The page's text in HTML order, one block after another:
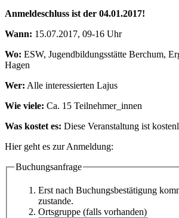
Anmeldeschluss ist der 04.01.2017!
Wann: 15.07.2017, 09-16 Uhr
Wo: ESW, Jugendbildungsstätte Berchum,
Hagen
Wer: Alle interessierten Lajus
Wie viele: Ca. 15 Teilnehmer_innen
Was kostet es: Diese Veranstaltung ist
Hier geht es zur Anmeldung:
Buchungsanfrage
Erst nach Buchungsbestätigung
zustande.
Ortsgruppe (falls vorhanden)